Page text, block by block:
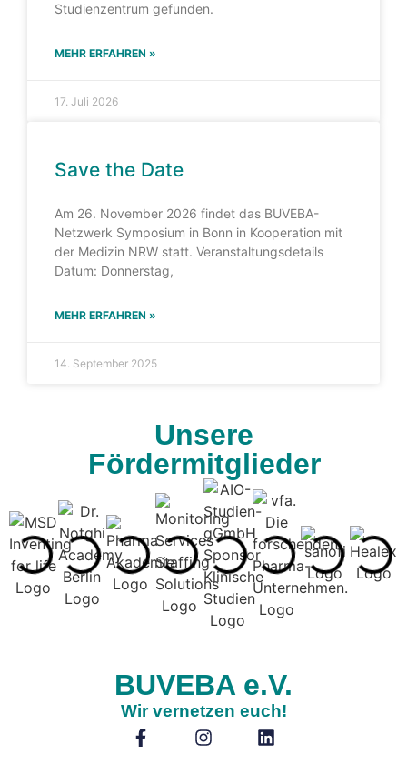
Studienzentrum gefunden.
MEHR ERFAHREN »
17. Juli 2026
Save the Date
Am 26. November 2026 findet das BUVEBA-
Netzwerk Symposium in Bonn in Kooperation mit
der Medizin NRW statt. Veranstaltungsdetails
Datum: Donnerstag,
MEHR ERFAHREN »
14. September 2025
Unsere
Fördermitglieder
BUVEBA e.V.
Wir vernetzen euch!